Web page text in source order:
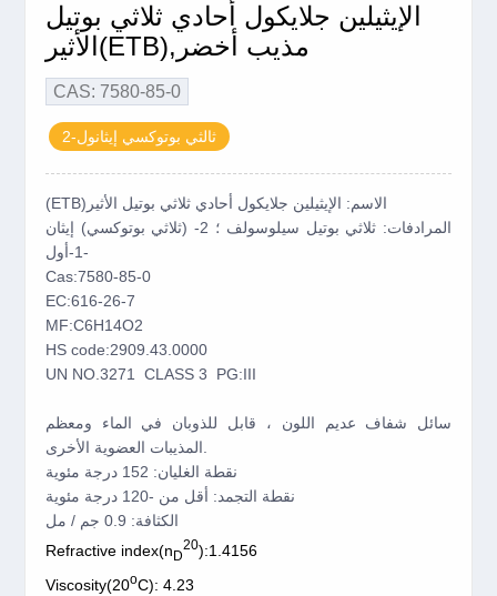
الإيثيلين جلايكول أحادي ثلاثي بوتيل
الأثير(ETB),مذيب أخضر
CAS: 7580-85-0
2-ثالثي بوتوكسي إيثانول
المرادفات: ثلاثي بوتيل سيلوسولف ؛ 2- (ثلاثي بوتوكسي) إيثان
-1-أول
Cas:7580-85-0
EC:616-26-7
MF:C6H14O2
HS code:2909.43.0000
UN NO.3271 CLASS 3 PG:III
سائل شفاف عديم اللون ، قابل للذوبان في الماء ومعظم
نقطة الغليان: 152 درجة مئوية
نقطة التجمد: أقل من -120 درجة مئوية
الكثافة: 0.9 جم / مل
Refractive index(nD
20):1.4156
Viscosity(20oC): 4.23